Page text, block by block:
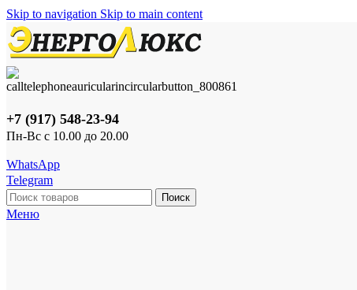
Skip to navigation Skip to main content
+7 (917) 548-23-94
Пн-Вс с 10.00 до 20.00
WhatsApp
Telegram
Поиск
Меню